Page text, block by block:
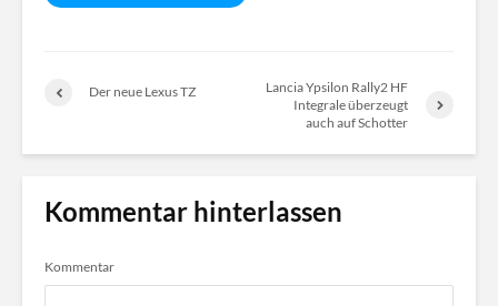
Der neue Lexus TZ
Lancia Ypsilon Rally2 HF
Integrale überzeugt
auch auf Schotter
Kommentar hinterlassen
Kommentar